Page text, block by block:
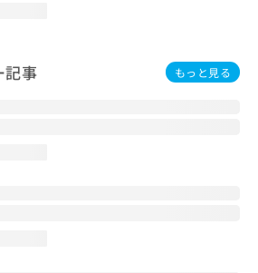
記事 もっと見る